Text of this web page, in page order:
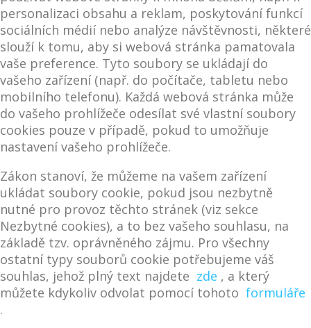
personalizaci obsahu a reklam, poskytování funkcí
sociálních médií nebo analýze návštěvnosti, některé
slouží k tomu, aby si webová stránka pamatovala
vaše preference. Tyto soubory se ukládají do
vašeho zařízení (např. do počítače, tabletu nebo
mobilního telefonu). Každá webová stránka může
do vašeho prohlížeče odesílat své vlastní soubory
cookies pouze v případě, pokud to umožňuje
nastavení vašeho prohlížeče.
Zákon stanoví, že můžeme na vašem zařízení
ukládat soubory cookie, pokud jsou nezbytně
nutné pro provoz těchto stránek (viz sekce
Nezbytné cookies), a to bez vašeho souhlasu, na
základě tzv. oprávněného zájmu. Pro všechny
ostatní typy souborů cookie potřebujeme váš
souhlas, jehož plný text najdete zde , a který
můžete kdykoliv odvolat pomocí tohoto formuláře
.